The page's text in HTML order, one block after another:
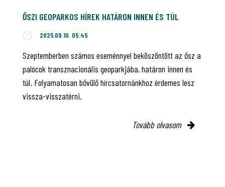
ŐSZI GEOPARKOS HÍREK HATÁRON INNEN ÉS TÚL
2025.09.10. 05:45
Szeptemberben számos eseménnyel beköszöntött az ősz a
palócok transznacionális geoparkjába, határon innen és
túl. Folyamatosan bővülő hírcsatornánkhoz érdemes lesz
vissza-visszatérni.
Tovább olvasom